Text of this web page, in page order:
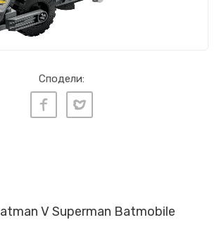
Сподели:
V Superman Batmobile